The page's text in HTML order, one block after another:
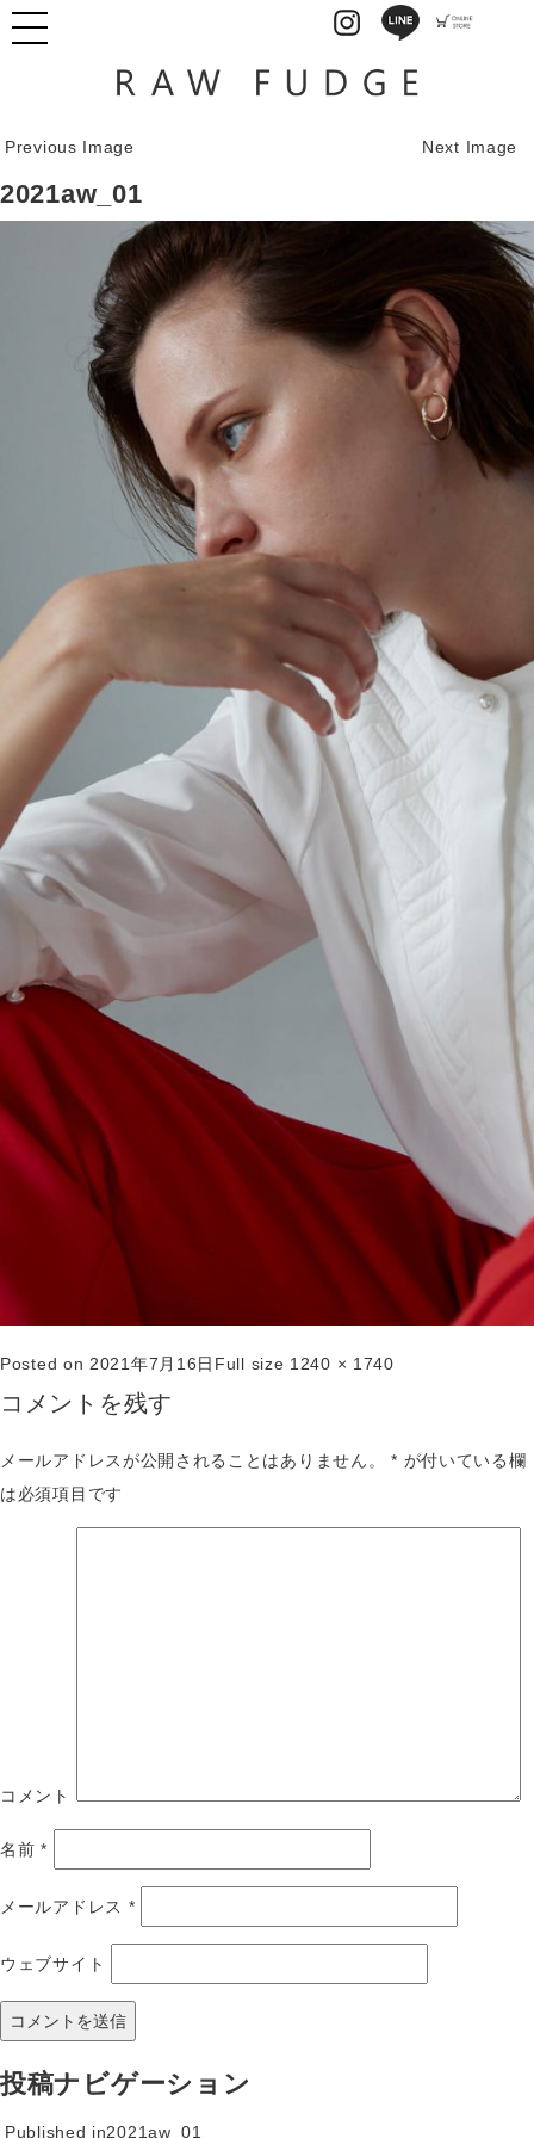
Previous Image Next Image
2021aw_01
Posted on 2021年7月16日 Full size 1240 × 1740
コメントを残す
メールアドレスが公開されることはありません。 * が付いている欄
は必須項目です
コメント
名前*
メールアドレス *
ウェブサイト
投稿ナビゲーション
Published in2021aw_01